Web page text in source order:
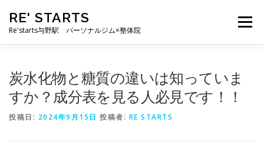
RE' STARTS
Re'starts与野駅 パーソナルジム×整体院
メニュー
炭水化物と糖質の違いは知っていま
すか？成分表を見る人必見です！！
投稿日: 2024年9月15日 投稿者: RE STARTS